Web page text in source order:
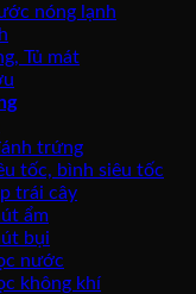
nóng lạnh
Tủ mát
trứng
tốc, bình siêu tốc
trái cây
ẩm
bụi
nước
không khí